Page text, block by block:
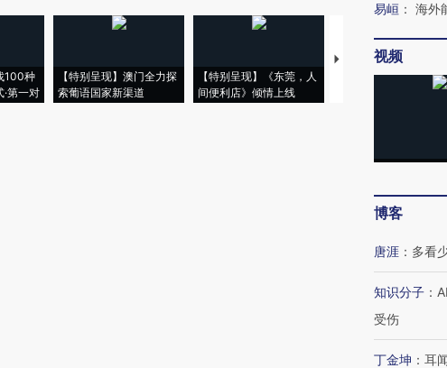
100种
第一对
【特别呈现】澳门全力探
索葡语国家新渠道
【特别呈现】《东莞，人
间便利店》倾情上线
【推广】走进第四届链
会，让数智科技“链”
易峘 ： 海外
视频
博客
唐涯 ： 多看
知识分子 ：
受伤
丁金坤 ： 耳